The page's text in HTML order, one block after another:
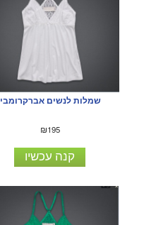
שמלות לנשים אברקרומבי
₪195
קנה עכשיו